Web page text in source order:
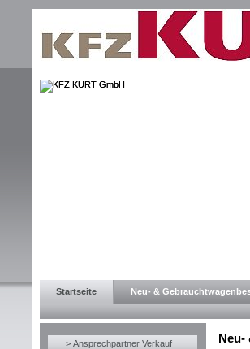
Startseite Neu- &
> Ansprechpartner Verkauf Neu-